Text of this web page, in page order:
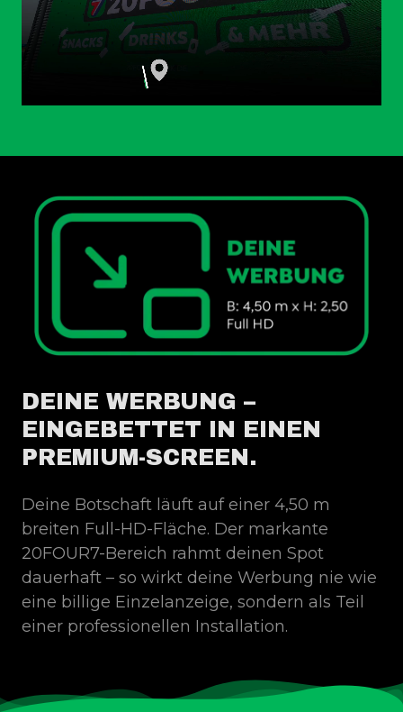
DEINE WERBUNG –
EINGEBETTET IN EINEN
PREMIUM-SCREEN.
Deine Botschaft läuft auf einer 4,50 m
breiten Full-HD-Fläche. Der markante
20FOUR7-Bereich rahmt deinen Spot
dauerhaft – so wirkt deine Werbung nie wie
eine billige Einzelanzeige, sondern als Teil
einer professionellen Installation.